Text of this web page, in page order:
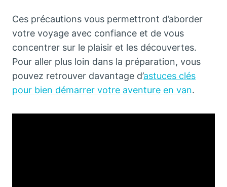
Ces précautions vous permettront d’aborder
votre voyage avec confiance et de vous
concentrer sur le plaisir et les découvertes.
Pour aller plus loin dans la préparation, vous
pouvez retrouver davantage d’astuces clés
pour bien démarrer votre aventure en van.